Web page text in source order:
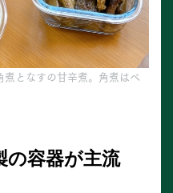
となすの甘辛煮。角煮はベ
の容器が主流